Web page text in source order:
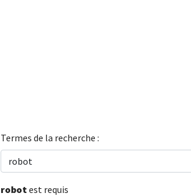
Termes de la recherche :
robotest requis